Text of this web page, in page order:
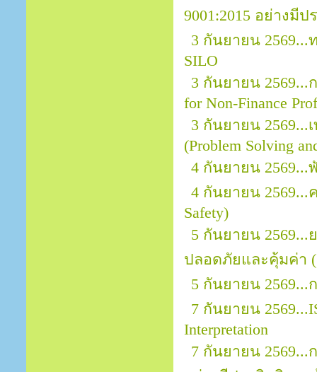
9001:2015 อย่างมี
3 กันยายน
SILO
3 กันยายน 2569...
for Non-Finance
3 กันยายน
(Problem Solving
4 กันยายน
4 กันยายน 2569...
Safety)
5 กันยายน
ปลอดภัยและคุ้มค่า
5 กันยายน 2569...
7 กันยายน
Interpretation
7 กันยายน